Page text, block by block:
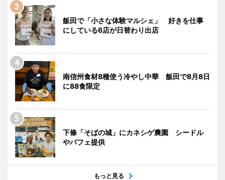
飯田で「小さな体験マルシェ」 好きを仕事
にしている6店が日替わり出店
南信州食材8種使う冷やし中華 飯田で8月8日
に88食限定
下條「そばの城」にカネシゲ農園 シードル
やパフェ提供
もっと見る